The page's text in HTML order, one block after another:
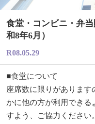
食堂・コンビニ・弁
和8年6月）
R08.05.29
■食堂について
座席数に限りがありま
かに他の方が利用できる
すよう、ご協力くださ